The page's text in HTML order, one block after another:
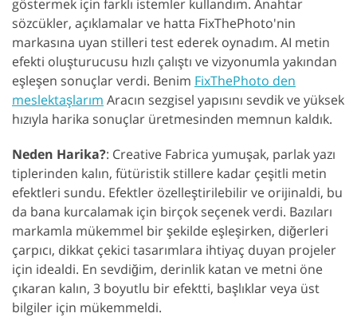
göstermek için farklı istemler kullandım. Anahtar
sözcükler, açıklamalar ve hatta FixThePhoto'nin
markasına uyan stilleri test ederek oynadım. AI metin
efekti oluşturucusu hızlı çalıştı ve vizyonumla yakından
eşleşen sonuçlar verdi. Benim FixThePhoto den
meslektaşlarım Aracın sezgisel yapısını sevdik ve yüksek
hızıyla harika sonuçlar üretmesinden memnun kaldık.
Neden Harika?: Creative Fabrica yumuşak, parlak yazı
tiplerinden kalın, fütüristik stillere kadar çeşitli metin
efektleri sundu. Efektler özelleştirilebilir ve orijinaldi, bu
da bana kurcalamak için birçok seçenek verdi. Bazıları
markamla mükemmel bir şekilde eşleşirken, diğerleri
çarpıcı, dikkat çekici tasarımlara ihtiyaç duyan projeler
için idealdi. En sevdiğim, derinlik katan ve metni öne
çıkaran kalın, 3 boyutlu bir efektti, başlıklar veya üst
bilgiler için mükemmeldi.